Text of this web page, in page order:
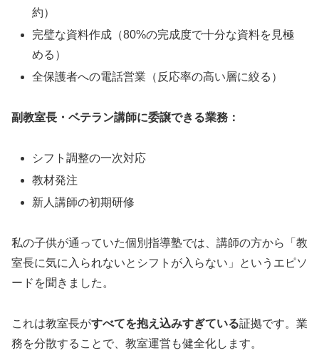
約）
完璧な資料作成（80%の完成度で十分な資料を見極
める）
全保護者への電話営業（反応率の高い層に絞る）
副教室長・ベテラン講師に委譲できる業務：
シフト調整の一次対応
教材発注
新人講師の初期研修
私の子供が通っていた個別指導塾では、講師の方から「教
室長に気に入られないとシフトが入らない」というエピソ
ードを聞きました。
これは教室長がすべてを抱え込みすぎている証拠です。業
務を分散することで、教室運営も健全化します。